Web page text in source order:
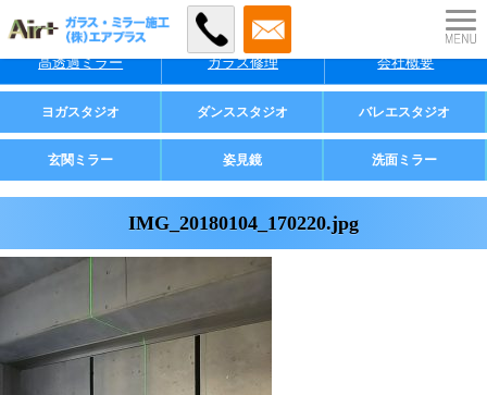
特徴 料金
高透過ミラー ガラス修理 会社概要
業者様・店舗様向け
ヨガスタジオ ダンススタジオ バレエスタジオ
ご家庭用
玄関ミラー 姿見鏡 洗面ミラー
IMG_20180104_170220.jpg